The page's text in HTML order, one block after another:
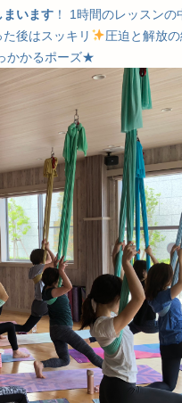
まいます ！ 1時間のレッスン
後はスッキリ
圧迫と解放
かかるポーズ★